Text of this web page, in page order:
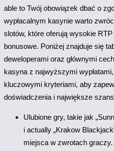
able to Twój obowiązek dbać o
wypłacalnym kasynie warto
slotów, które oferują wysokie
bonusowe. Poniżej znajduje się
deweloperami oraz głównymi
kasyna z najwyższymi
kluczowymi kryteriami, aby
doświadczenia i największe
Ulubione gry, takie jak
i actually „Krakow
miejsca w zwrotach graczy.